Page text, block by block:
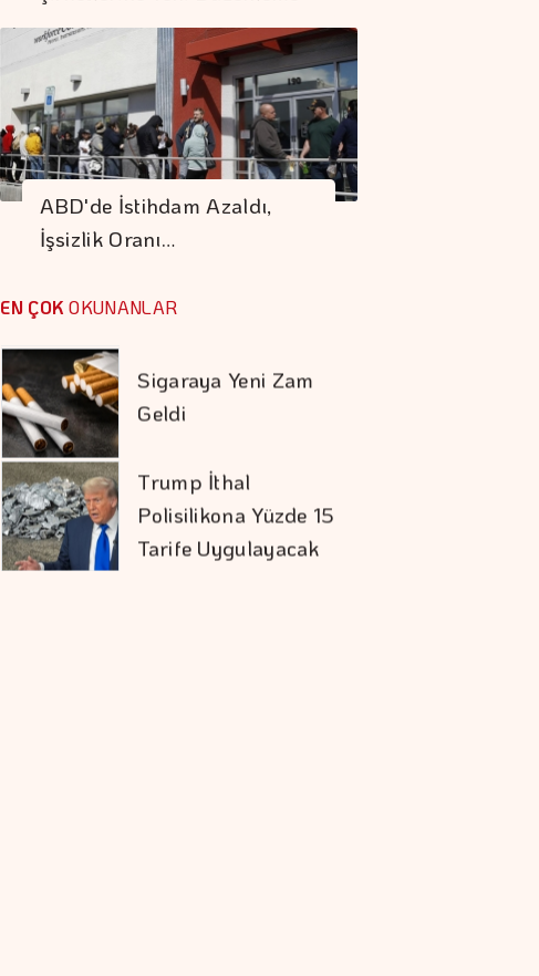
ABD'de İstihdam Azaldı,
İşsizlik Oranı…
EN ÇOK OKUNANLAR
Kocaer Çelik Bilanço
Yapısını
Güçlendirmeye
Devam Etti
"Finansman Zinciri
Kırılırsa üretim
Zinciri De Durur"
Getirisi Yüksek
Sigaraya Yeni Zam
Geldi
Trump İthal
Polisilikona Yüzde 15
Tarife Uygulayacak